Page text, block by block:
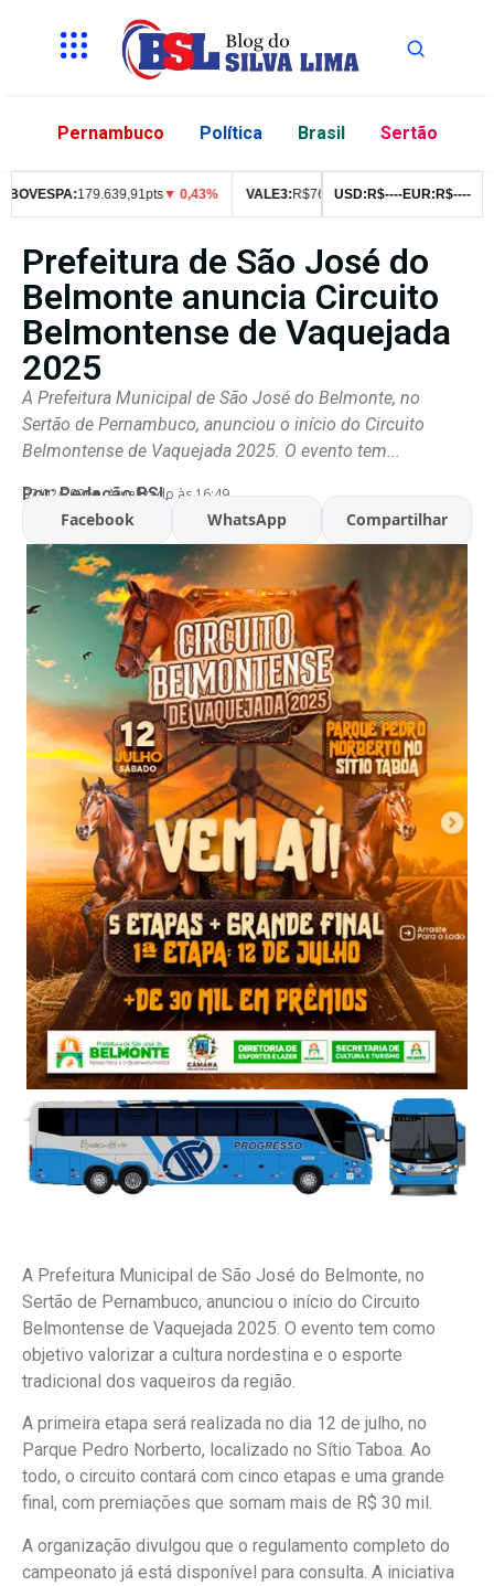
Pernambuco Política Brasil Sertão
179.639,91pts▼ 0,43% VALE3:R$76,99 ▼ 2,49% ITUB4:R$
USD: R$----EUR: R$----
Prefeitura de São José do
Belmonte anuncia Circuito
Belmontense de Vaquejada
2025
A Prefeitura Municipal de São José do Belmonte, no
Sertão de Pernambuco, anunciou o início do Circuito
Belmontense de Vaquejada 2025. O evento tem...
Por:Redação BSL
07/02/2026 Atualizado às 16:49
Facebook WhatsApp Compartilhar
A Prefeitura Municipal de São José do Belmonte, no
Sertão de Pernambuco, anunciou o início do Circuito
Belmontense de Vaquejada 2025. O evento tem como
objetivo valorizar a cultura nordestina e o esporte
tradicional dos vaqueiros da região.
A primeira etapa será realizada no dia 12 de julho, no
Parque Pedro Norberto, localizado no Sítio Taboa. Ao
todo, o circuito contará com cinco etapas e uma grande
final, com premiações que somam mais de R$ 30 mil.
A organização divulgou que o regulamento completo do
campeonato já está disponível para consulta. A iniciativa